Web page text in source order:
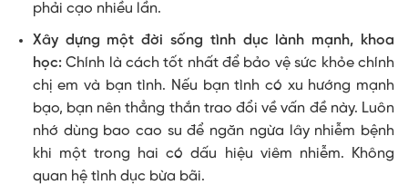
phải cạo nhiều lần.
Xây dựng một đời sống tình dục lành mạnh, khoa
học:Chính là cách tốt nhất để bảo vệ sức khỏe chính
chị em và bạn tình. Nếu bạn tình có xu hướng mạnh
bạo, bạn nên thẳng thắn trao đổi về vấn đề này. Luôn
nhớ dùng bao cao su để ngăn ngừa lây nhiễm bệnh
khi một trong hai có dấu hiệu viêm nhiễm. Không
quan hệ tình dục bừa bãi.